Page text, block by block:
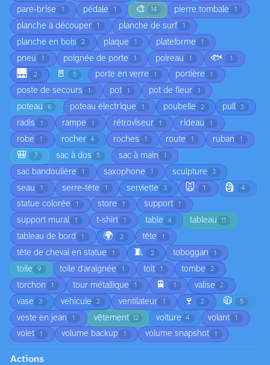
pare-brise 1 pédale 1 🎨 14 pierre tombale 1
planche à découper 1 planche de surf 1
planche en bois 2 plaque 1 plateforme 1
pneu 1 poignée de porte 1 poireau 1 🐟 1
🌉 2 🚪 5 porte en verre 1 portière 1
poste de secours 1 pot 1 pot de fleur 1
poteau 6 poteau électrique 1 poubelle 2 pull 3
radis 1 rampe 1 rétroviseur 1 rideau 1
robe 1 rocher 4 roches 1 route 1 ruban 1
🎒 7 sac à dos 5 sac à main 1
sac bandoulière 1 saxophone 1 sculpture 3
seau 1 serre-tête 1 serviette 3 🐭 1 🗿 4
statue colorée 1 store 1 support 1
support mural 1 t-shirt 1 table 4 tableau 11
tableau de bord 1 🌍 2 tête 1
tête de cheval en statue 1 🧵 2 toboggan 1
toile 9 toile d'araignée 1 toit 1 tombe 2
torchon 1 tour métallique 1 🚆 1 valise 2
vase 3 véhicule 2 ventilateur 1 🍷 2 🧥 5
veste en jean 1 vêtement 12 voiture 4 volant 1
volet 1 volume backup 1 volume snapshot 1
Actions